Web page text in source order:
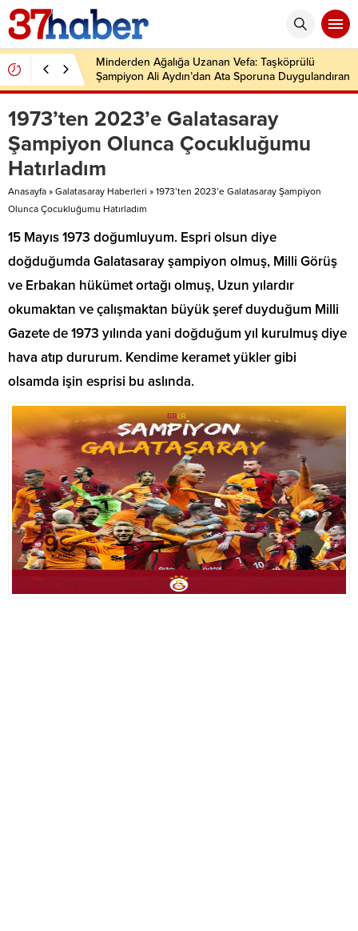
Minderden Ağalığa Uzanan Vefa: Taşköprülü
Şampiyon Ali Aydın’dan Ata Sporuna Duygulandıran
Dönüş
1973’ten 2023’e Galatasaray
Şampiyon Olunca Çocukluğumu
Hatırladım
Anasayfa » Galatasaray Haberleri » 1973’ten 2023’e Galatasaray Şampiyon
Olunca Çocukluğumu Hatırladım
15 Mayıs 1973 doğumluyum. Espri olsun diye
doğduğumda Galatasaray şampiyon olmuş, Milli Görüş
ve Erbakan hükümet ortağı olmuş, Uzun yılardır
okumaktan ve çalışmaktan büyük şeref duyduğum Milli
Gazete de 1973 yılında yani doğduğum yıl kurulmuş diye
hava atıp dururum. Kendime keramet yükler gibi
olsamda işin esprisi bu aslında.